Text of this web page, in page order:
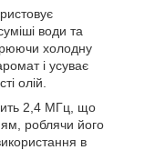
води та
холодну
і усуває
олій.
2,4 МГц, що
роблячи його
в